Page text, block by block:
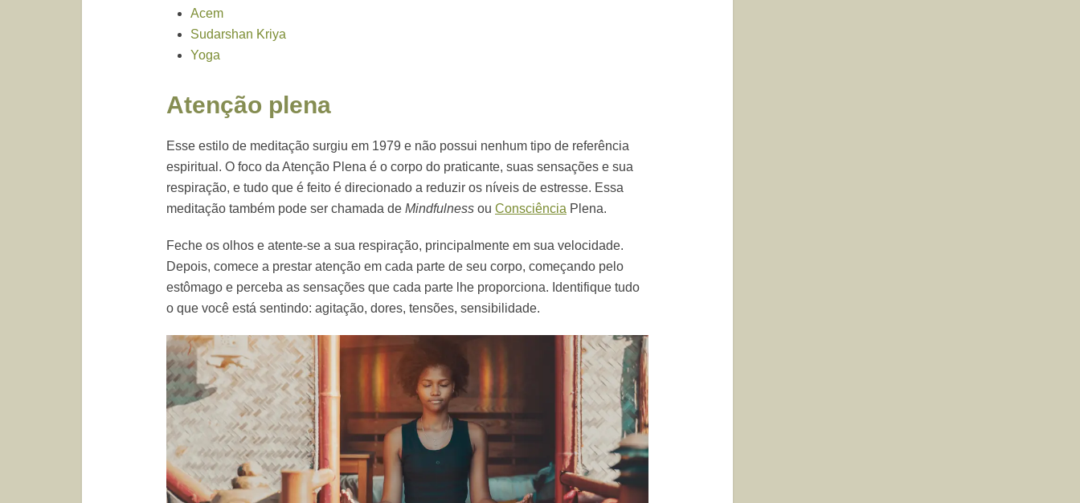
Acem
Sudarshan Kriya
Yoga
Atenção plena
Esse estilo de meditação surgiu em 1979 e não possui nenhum tipo de referência
espiritual. O foco da Atenção Plena é o corpo do praticante, suas sensações e sua
respiração, e tudo que é feito é direcionado a reduzir os níveis de estresse. Essa
meditação também pode ser chamada de Mindfulness ou Consciência Plena.
Feche os olhos e atente-se a sua respiração, principalmente em sua velocidade.
Depois, comece a prestar atenção em cada parte de seu corpo, começando pelo
estômago e perceba as sensações que cada parte lhe proporciona. Identifique tudo
o que você está sentindo: agitação, dores, tensões, sensibilidade.